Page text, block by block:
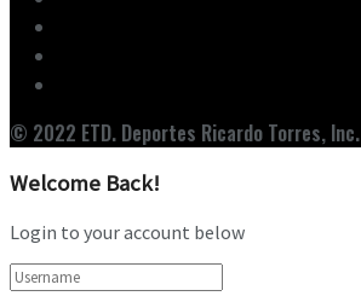
© 2022 ETD. Deportes Ricardo Torres, Inc.
Welcome Back!
Login to your account below